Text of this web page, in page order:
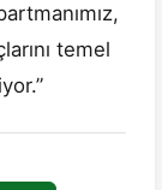
temel